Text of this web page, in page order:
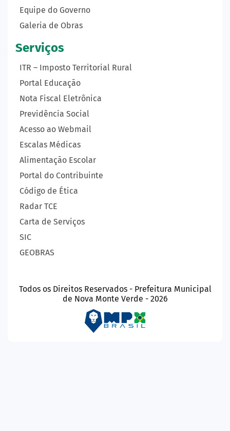
Equipe do Governo
Galeria de Obras
Serviços
ITR – Imposto Territorial Rural
Portal Educação
Nota Fiscal Eletrônica
Previdência Social
Acesso ao Webmail
Escalas Médicas
Alimentação Escolar
Portal do Contribuinte
Código de Ética
Radar TCE
Carta de Serviços
SIC
GEOBRAS
Todos os Direitos Reservados - Prefeitura Municipal
de Nova Monte Verde - 2026